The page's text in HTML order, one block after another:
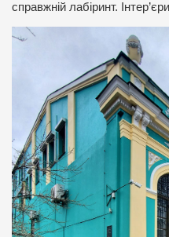
справжній лабіринт.